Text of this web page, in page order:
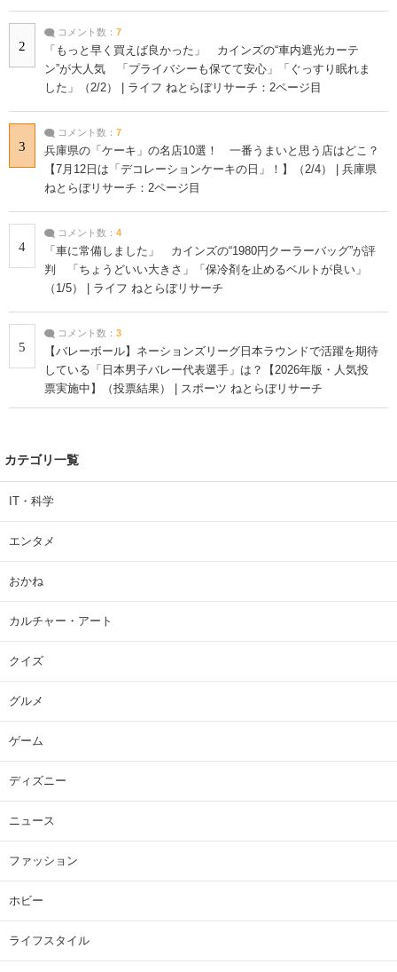
2
コメント数： 7
「もっと早く買えば良かった」 カインズの“車内遮光カーテ
ン”が大人気 「プライバシーも保てて安心」「ぐっすり眠れま
した」（2/2） | ライフ ねとらぼリサーチ：2ページ目
3
コメント数： 7
兵庫県の「ケーキ」の名店10選！ 一番うまいと思う店はどこ？
【7月12日は「デコレーションケーキの日」！】（2/4） | 兵庫県
ねとらぼリサーチ：2ページ目
4
コメント数： 4
「車に常備しました」 カインズの“1980円クーラーバッグ”が評
判 「ちょうどいい大きさ」「保冷剤を止めるベルトが良い」
（1/5） | ライフ ねとらぼリサーチ
5
コメント数： 3
【バレーボール】ネーションズリーグ日本ラウンドで活躍を期待
している「日本男子バレー代表選手」は？【2026年版・人気投
票実施中】（投票結果） | スポーツ ねとらぼリサーチ
カテゴリ一覧
IT・科学
エンタメ
おかね
カルチャー・アート
クイズ
グルメ
ゲーム
ディズニー
ニュース
ファッション
ホビー
ライフスタイル